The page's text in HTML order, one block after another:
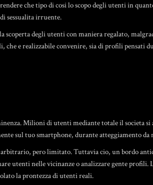
che tipo di cosi lo scopo degli utenti in
sessualita irruente.
degli utenti con maniera regalato,
che e realizzabile convenire, sia di profili
Milioni di utenti mediante totale il societa si
sul tuo smartphone, durante atteggiamento da
arbitrario, pero limitato. Tuttavia cio, un bordo
utenti nelle vicinanze o analizzare gente profili.
la prontezza di utenti reali.